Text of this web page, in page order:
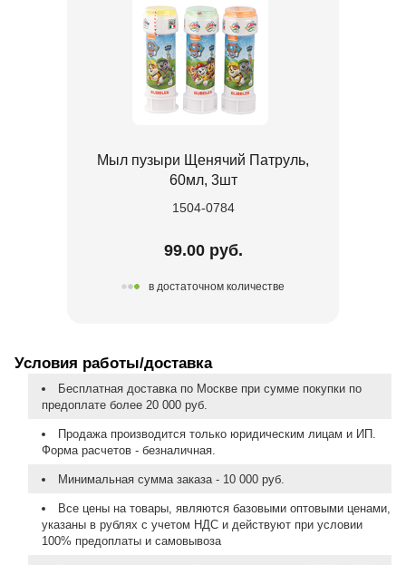
Мыл пузыри Щенячий Патруль,
60мл, 3шт
1504-0784
99.00 руб.
в достаточном количестве
Условия работы/доставка
Бесплатная доставка по Москве при сумме покупки по
предоплате более 20 000 руб.
Продажа производится только юридическим лицам и ИП.
Форма расчетов - безналичная.
Минимальная сумма заказа - 10 000 руб.
Все цены на товары, являются базовыми оптовыми ценами,
указаны в рублях с учетом НДС и действуют при условии
100% предоплаты и самовывоза